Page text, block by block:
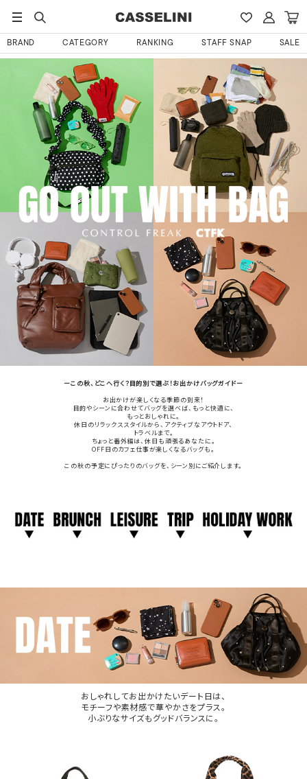
BRAND CATEGORY RANKING STAFF SNAP SALE
ーこの秋、どこへ行く？目的別で選ぶ！お出かけバッグガイドー
お出かけが楽しくなる季節の到来！
目的やシーンに合わせてバッグを選べば、もっと快適に、
もっとおしゃれに。
休日のリラックススタイルから、アクティブなアウトドア、
トラベルまで。
ちょっと番外編は、休日も頑張るあなたに。
OFF日のカフェ仕事が楽しくなるバッグも。
この秋の予定にぴったりのバッグを、シーン別にご紹介します。
おしゃれしてお出かけたいデート日は、
モチーフや素材感で華やかさをプラス。
小ぶりなサイズもグッドバランスに。